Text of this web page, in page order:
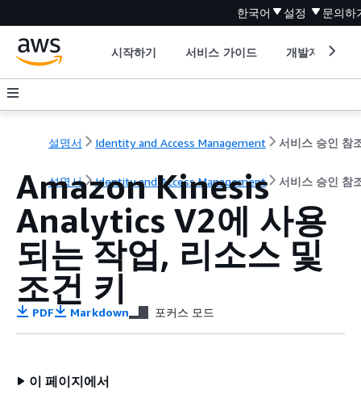
한국어 설정 문의하
시작하기 서비스 가이드 개발자 도구
설명서 Identity and Access Management 서비스 승인 참
설명서 Identity and Access Management 서비스 승인 참
Amazon Kinesis
Analytics V2에 사용
되는 작업, 리소스 및
조건 키
PDF Markdown 포커스 모드
이 페이지에서